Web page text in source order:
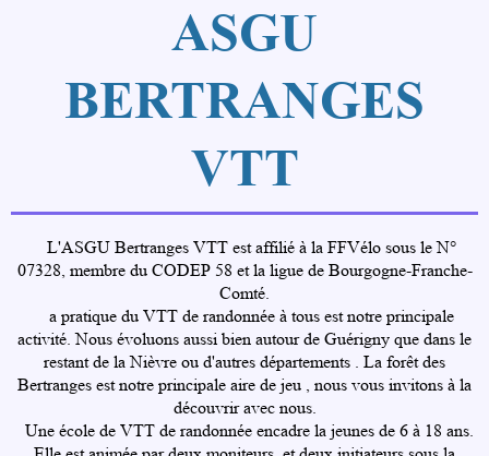
ASGU
BERTRANGES
VTT
L'ASGU Bertranges VTT est affilié à la FFVélo sous le N°
07328, membre du CODEP 58 et la ligue de Bourgogne-Franche-
Comté.
a pratique du VTT de randonnée à tous est notre principale
activité. Nous évoluons aussi bien autour de Guérigny que dans le
restant de la Nièvre ou d'autres départements . La forêt des
Bertranges est notre principale aire de jeu , nous vous invitons à la
découvrir avec nous.
Une école de VTT de randonnée encadre la jeunes de 6 à 18 ans.